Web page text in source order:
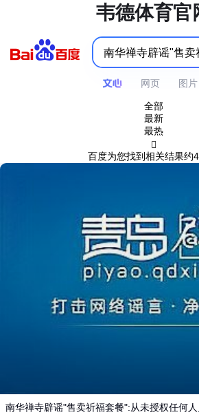
韦德体育官
网页 图片
全部
最新
最热

百度为您找到相关结果约
南华禅寺辟谣"售卖祈福套餐":从未授权任何